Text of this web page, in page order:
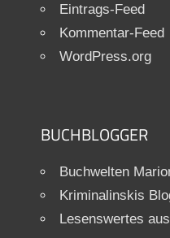
Eintrags-Feed
Kommentar-Feed
WordPress.org
BUCHBLOGGER
Buchwelten
Kriminalinskis
Lesenswertes